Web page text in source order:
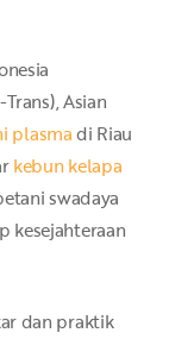
Asian
plasmadi Riau
kebun kelapa
swadaya
kesejahteraan
dan praktik